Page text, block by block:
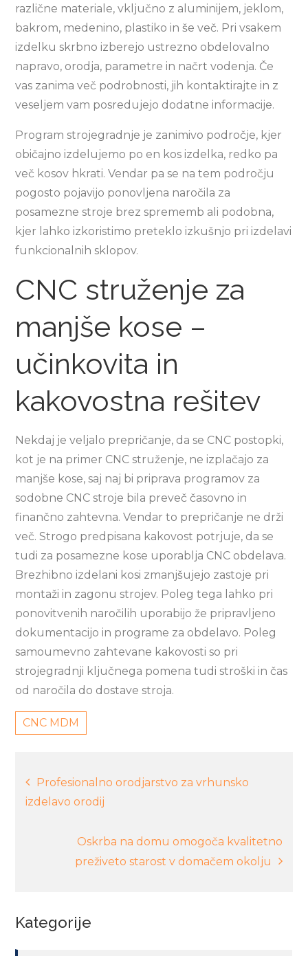
različne materiale, vključno z aluminijem, jeklom,
bakrom, medenino, plastiko in še več. Pri vsakem
izdelku skrbno izberejo ustrezno obdelovalno
napravo, orodja, parametre in načrt vodenja. Če
vas zanima več podrobnosti, jih kontaktirajte in z
veseljem vam posredujejo dodatne informacije.
Program strojegradnje je zanimivo področje, kjer
običajno izdelujemo po en kos izdelka, redko pa
več kosov hkrati. Vendar pa se na tem področju
pogosto pojavijo ponovljena naročila za
posamezne stroje brez sprememb ali podobna,
kjer lahko izkoristimo preteklo izkušnjo pri izdelavi
funkcionalnih sklopov.
CNC struženje za
manjše kose –
učinkovita in
kakovostna rešitev
Nekdaj je veljalo prepričanje, da se CNC postopki,
kot je na primer CNC struženje, ne izplačajo za
manjše kose, saj naj bi priprava programov za
sodobne CNC stroje bila preveč časovno in
finančno zahtevna. Vendar to prepričanje ne drži
več. Strogo predpisana kakovost potrjuje, da se
tudi za posamezne kose uporablja CNC obdelava.
Brezhibno izdelani kosi zmanjšujejo zastoje pri
montaži in zagonu strojev. Poleg tega lahko pri
ponovitvenih naročilih uporabijo že pripravljeno
dokumentacijo in programe za obdelavo. Poleg
samoumevno zahtevane kakovosti so pri
strojegradnji ključnega pomena tudi stroški in čas
od naročila do dostave stroja.
CNC MDM
Navigacija
prispevka
Profesionalno orodjarstvo za vrhunsko
izdelavo orodij
Oskrba na domu omogoča kvalitetno
preživeto starost v domačem okolju
Kategorije